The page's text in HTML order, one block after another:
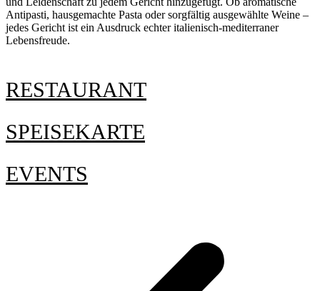
Antipasti, hausgemachte Pasta oder sorgfältig ausgewählte Weine –
jedes Gericht ist ein Ausdruck echter italienisch-mediterraner
Lebensfreude.
RESTAURANT
SPEISEKARTE
EVENTS